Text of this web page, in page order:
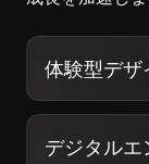
体験型デザ
デジタル